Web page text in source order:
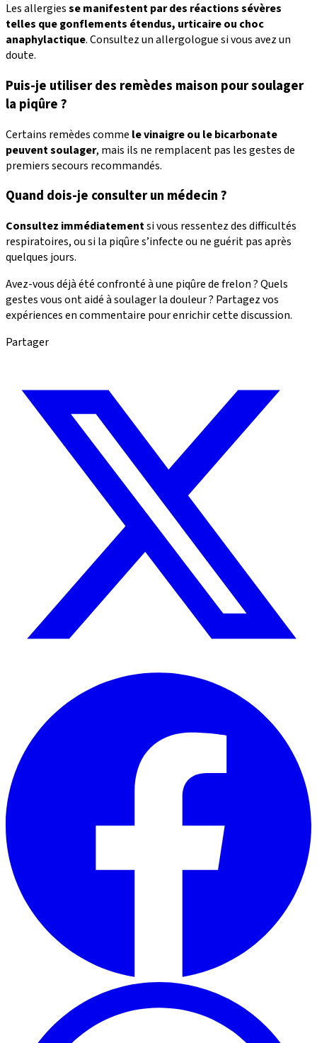
Les allergiesse manifestent par des réactions sévères
telles que gonflements étendus, urticaire ou choc
anaphylactique. Consultez un allergologue si vous avez un
doute.
Puis-je utiliser des remèdes maison pour soulager
la piqûre ?
Certains remèdes comme le vinaigre ou le bicarbonate
peuvent soulager, mais ils ne remplacent pas les gestes de
premiers secours recommandés.
Quand dois-je consulter un médecin ?
Consultez immédiatementsi vous ressentez des difficultés
respiratoires, ou si la piqûre s’infecte ou ne guérit pas après
quelques jours.
Avez-vous déjà été confronté à une piqûre de frelon ? Quels
gestes vous ont aidé à soulager la douleur ? Partagez vos
expériences en commentaire pour enrichir cette discussion.
Partager